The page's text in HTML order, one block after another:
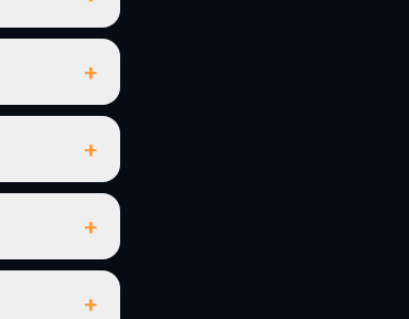
+
+
+
+